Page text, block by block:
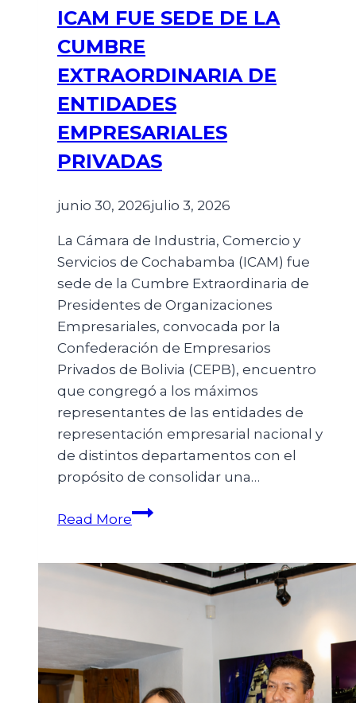
ICAM FUE SEDE DE LA
CUMBRE
EXTRAORDINARIA DE
ENTIDADES
EMPRESARIALES
PRIVADAS
junio 30, 2026julio 3, 2026
La Cámara de Industria, Comercio y
Servicios de Cochabamba (ICAM) fue
sede de la Cumbre Extraordinaria de
Presidentes de Organizaciones
Empresariales, convocada por la
Confederación de Empresarios
Privados de Bolivia (CEPB), encuentro
que congregó a los máximos
representantes de las entidades de
representación empresarial nacional y
de distintos departamentos con el
propósito de consolidar una…
Read More